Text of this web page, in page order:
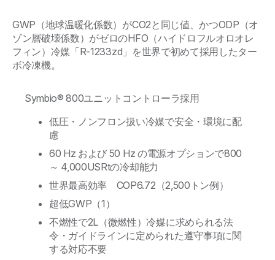
GWP（地球温暖化係数）がCO2と同じ値、かつODP（オ
ゾン層破壊係数）がゼロのHFO（ハイドロフルオロオレ
フィン）冷媒「R-1233zd」を世界で初めて採用したター
ボ冷凍機。
Symbio® 800ユニットコントローラ採用
低圧・ノンフロン扱い冷媒で安全・環境に配
慮
60 Hz および 50 Hz の電源オプションで800
～ 4,000USRtの冷却能力
世界最高効率 COP6.72（2,500トン例）
超低GWP（1）
不燃性で2L（微燃性）冷媒に求められる法
令・ガイドラインに定められた遵守事項に関
する対応不要